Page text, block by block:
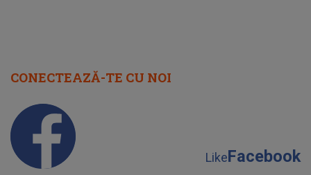
CONECTEAZĂ-TE CU NOI
LikeFacebook